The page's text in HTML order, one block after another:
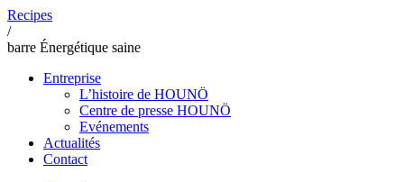
Recipes
/
barre Énergétique saine
Entreprise
L’histoire de HOUNÖ
Centre de presse HOUNÖ
Evénements
Actualités
Contact